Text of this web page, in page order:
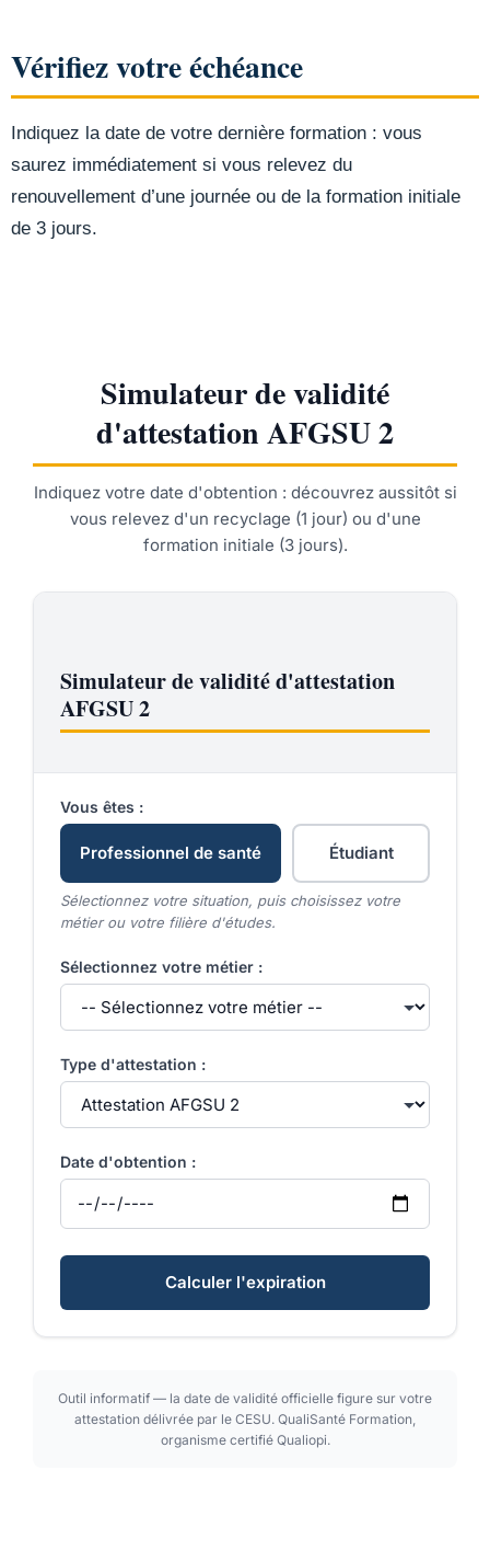
Vérifiez votre échéance
Indiquez la date de votre dernière formation : vous
saurez immédiatement si vous relevez du
renouvellement d’une journée ou de la formation initiale
de 3 jours.
Simulateur de validité
d'attestation AFGSU 2
Indiquez votre date d'obtention : découvrez aussitôt si
vous relevez d'un recyclage (1 jour) ou d'une
formation initiale (3 jours).
Simulateur de validité d'attestation
AFGSU 2
Vous êtes :
Professionnel de santé Étudiant
Sélectionnez votre situation, puis choisissez votre
métier ou votre filière d'études.
Sélectionnez votre métier :
Type d'attestation :
Date d'obtention :
Calculer l'expiration
Outil informatif — la date de validité officielle figure sur votre
attestation délivrée par le CESU. QualiSanté Formation,
organisme certifié Qualiopi.